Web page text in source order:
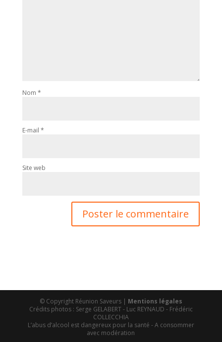
Nom *
E-mail *
Site web
© Copyright Réunion Saveurs | Mentions légales
Crédits photos : Serge GELABERT - Luc REYNAUD - Frédéric
COLLECCHIA
L’abus d’alcool est dangereux pour la santé - A consommer
avec modération